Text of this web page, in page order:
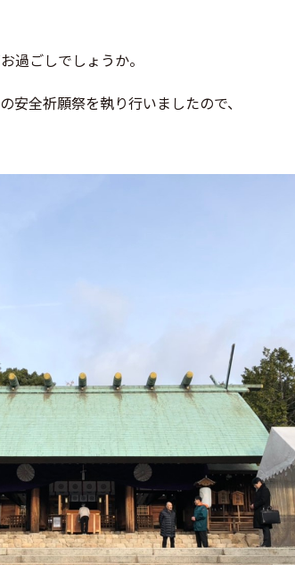
過ごしでしょうか。
安全祈願祭を執り行いましたので、